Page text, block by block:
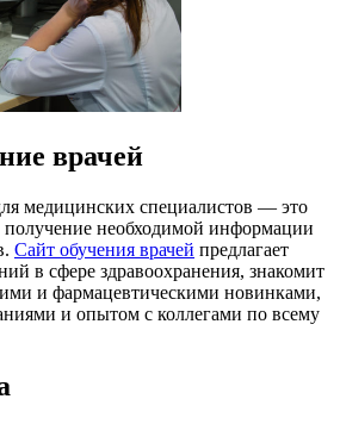
врачей
медицинских специалистов — это
необходимой информации
Сайт обучения врачей предлагает
в сфере здравоохранения, знакомит
и фармацевтическими новинками,
и опытом с коллегами по всему